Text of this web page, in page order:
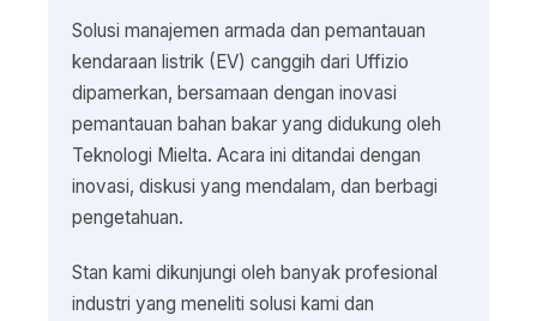
Solusi manajemen armada dan pemantauan
kendaraan listrik (EV) canggih dari Uffizio
dipamerkan, bersamaan dengan inovasi
pemantauan bahan bakar yang didukung oleh
Teknologi Mielta. Acara ini ditandai dengan
inovasi, diskusi yang mendalam, dan berbagi
pengetahuan.
Stan kami dikunjungi oleh banyak profesional
industri yang meneliti solusi kami dan